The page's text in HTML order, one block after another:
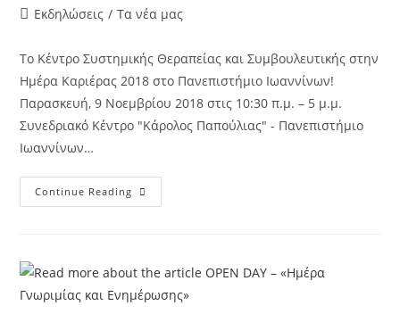
Εκδηλώσεις / Τα νέα μας
Το Κέντρο Συστημικής Θεραπείας και Συμβουλευτικής στην
Ημέρα Καριέρας 2018 στο Πανεπιστήμιο Ιωαννίνων!
Παρασκευή, 9 Νοεμβρίου 2018 στις 10:30 π.μ. – 5 μ.μ.
Συνεδριακό Κέντρο "Κάρολος Παπούλιας" - Πανεπιστήμιο
Ιωαννίνων…
Continue Reading